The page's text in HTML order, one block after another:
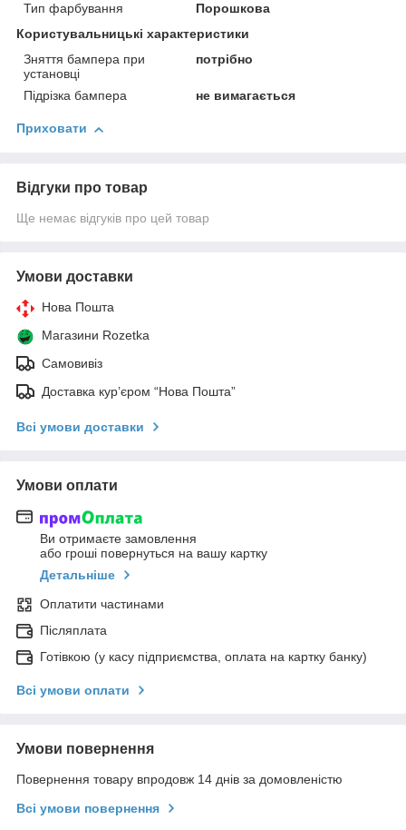
Тип фарбування
Порошкова
Користувальницькі характеристики
Зняття бампера при
установці
потрібно
Підрізка бампера не вимагається
Приховати
Відгуки про товар
Ще немає відгуків про цей товар
Умови доставки
Нова Пошта
Магазини Rozetka
Самовивіз
Доставка кур’єром “Нова Пошта”
Всі умови доставки
Умови оплати
Ви отримаєте замовлення
або гроші повернуться на вашу картку
Детальніше
Оплатити частинами
Післяплата
Готівкою (у касу підприємства, оплата на картку банку)
Всі умови оплати
Умови повернення
Повернення товару впродовж 14 днів за домовленістю
Всі умови повернення